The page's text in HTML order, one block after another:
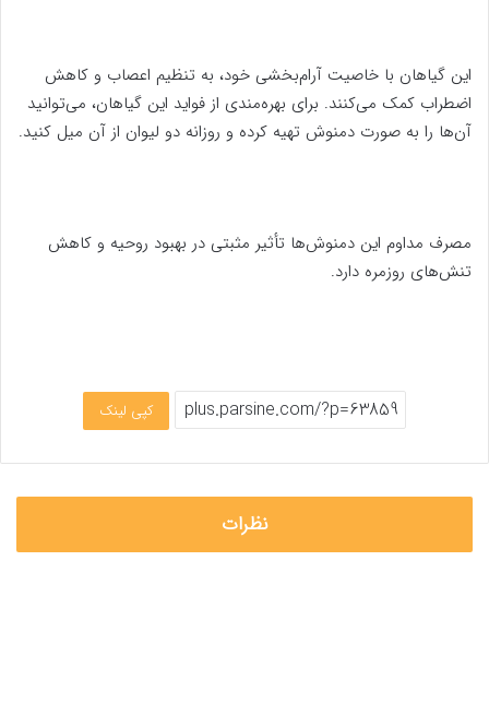
این گیاهان با خاصیت آرام‌بخشی خود، به تنظیم اعصاب و کاهش
اضطراب کمک می‌کنند. برای بهره‌مندی از فواید این گیاهان، می‌توانید
آن‌ها را به صورت دمنوش تهیه کرده و روزانه دو لیوان از آن میل کنید.
مصرف مداوم این دمنوش‌ها تأثیر مثبتی در بهبود روحیه و کاهش
تنش‌های روزمره دارد.
کپی لینک
نظرات